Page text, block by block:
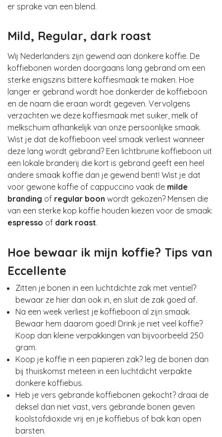
er sprake van een blend.
Mild, Regular, dark roast
Wij Nederlanders zijn gewend aan donkere koffie. De
koffiebonen worden doorgaans lang gebrand om een
sterke enigszins bittere koffiesmaak te maken. Hoe
langer er gebrand wordt hoe donkerder de koffieboon
en de naam die eraan wordt gegeven. Vervolgens
verzachten we deze koffiesmaak met suiker, melk of
melkschuim afhankelijk van onze persoonlijke smaak.
Wist je dat de koffieboon veel smaak verliest wanneer
deze lang wordt gebrand? Een lichtbruine koffieboon uit
een lokale branderij die kort is gebrand geeft een heel
andere smaak koffie dan je gewend bent! Wist je dat
voor gewone koffie of cappuccino vaak de milde
branding of regular boon wordt gekozen? Mensen die
van een sterke kop koffie houden kiezen voor de smaak:
espresso of dark roast.
Hoe bewaar ik mijn koffie? Tips van
Eccellente
Zitten je bonen in een luchtdichte zak met ventiel?
bewaar ze hier dan ook in, en sluit de zak goed af.
Na een week verliest je koffieboon al zijn smaak.
Bewaar hem daarom goed! Drink je niet veel koffie?
Koop dan kleine verpakkingen van bijvoorbeeld 250
gram.
Koop je koffie in een papieren zak? leg de bonen dan
bij thuiskomst meteen in een luchtdicht verpakte
donkere koffiebus.
Heb je vers gebrande koffiebonen gekocht? draai de
deksel dan niet vast, vers gebrande bonen geven
koolstofdioxide vrij en je koffiebus of bak kan open
barsten.